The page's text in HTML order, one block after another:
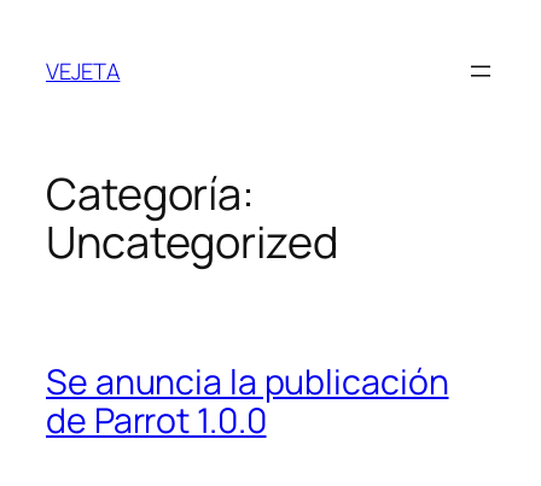
contenido
VEJETA
Categoría:
Uncategorized
Se anuncia la publicación
de Parrot 1.0.0